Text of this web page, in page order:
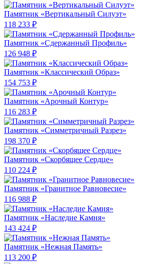
Памятник «Вертикальный Силуэт»
118 233 ₽
Памятник «Сдержанный Профиль»
126 948 ₽
Памятник «Классический Образ»
154 753 ₽
Памятник «Арочный Контур»
116 283 ₽
Памятник «Симметричный Разрез»
198 370 ₽
Памятник «Скорбящее Сердце»
110 224 ₽
Памятник «Гранитное Равновесие»
116 988 ₽
Памятник «Наследие Камня»
143 424 ₽
Памятник «Нежная Память»
113 200 ₽